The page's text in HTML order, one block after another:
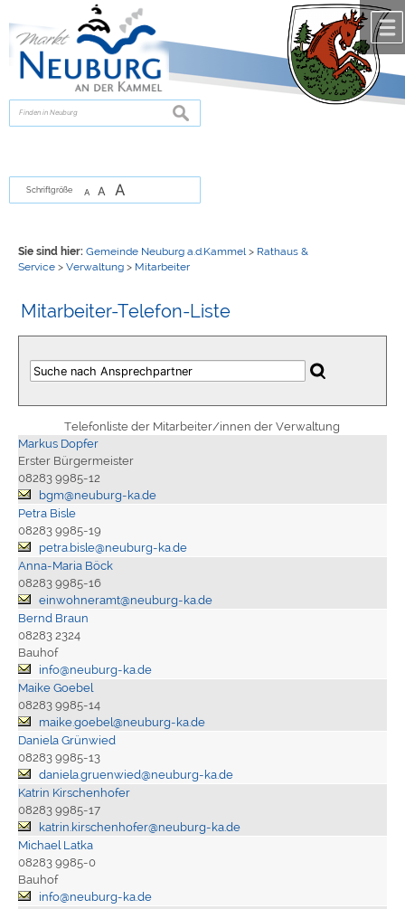
zur Navigationoder
springen.
suchen
Schriftgröße A A A
Sie sind hier: Gemeinde Neuburg a.d.Kammel > Rathaus &
Service> Verwaltung> Mitarbeiter
Mitarbeiter-Telefon-Liste
Telefonliste der Mitarbeiter/innen der Verwaltung
Markus Dopfer
Erster Bürgermeister
08283 9985-12
bgm@neuburg-ka.de
Petra Bisle
08283 9985-19
petra.bisle@neuburg-ka.de
Anna-Maria Böck
08283 9985-16
einwohneramt@neuburg-ka.de
Bernd Braun
08283 2324
Bauhof
info@neuburg-ka.de
Maike Goebel
08283 9985-14
maike.goebel@neuburg-ka.de
Daniela Grünwied
08283 9985-13
daniela.gruenwied@neuburg-ka.de
Katrin Kirschenhofer
08283 9985-17
katrin.kirschenhofer@neuburg-ka.de
Michael Latka
08283 9985-0
Bauhof
info@neuburg-ka.de